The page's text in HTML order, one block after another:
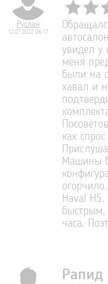
Руслан
12.07.2022 06:17
увидел у
меня
были на
хавал и
как
Машины
Haval
быстрым,
часа.
Рапид